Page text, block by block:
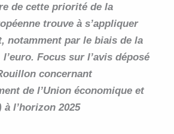
de cette priorité de la
trouve à s’appliquer
notamment par le biais de la
Focus sur l’avis déposé
concernant
de l’Union économique et
l’horizon 2025